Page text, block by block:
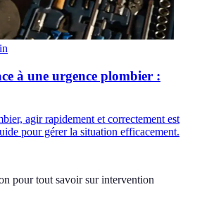
à une urgence plombier :
agir rapidement et correctement est
pour gérer la situation efficacement.
pour tout savoir sur intervention